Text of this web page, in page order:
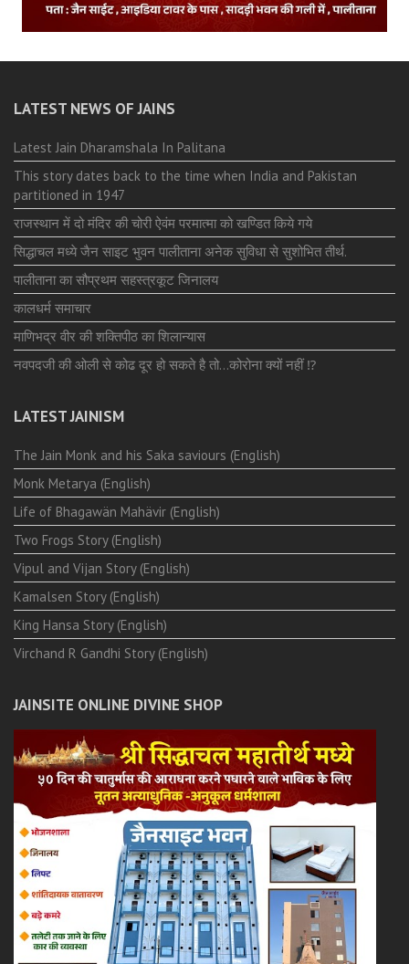
LATEST NEWS OF JAINS
Latest Jain Dharamshala In Palitana
This story dates back to the time when India and Pakistan
partitioned in 1947
राजस्थान में दो मंदिर की चोरी ऐवंम परमात्मा को खण्डित किये गये
सिद्धाचल मध्ये जैन साइट भुवन पालीताना अनेक सुविधा से सुशोभित तीर्थ.
पालीताना का सौप्रथम सहस्त्रकूट जिनालय
कालधर्म समाचार
माणिभद्र वीर की शक्तिपीठ का शिलान्यास
नवपदजी की ओली से कोढ दूर हो सकते है तो…कोरोना क्यों नहीं ⁉️
LATEST JAINISM
The Jain Monk and his Saka saviours (English)
Monk Metarya (English)
Life of Bhagawän Mahävir (English)
Two Frogs Story (English)
Vipul and Vijan Story (English)
Kamalsen Story (English)
King Hansa Story (English)
Virchand R Gandhi Story (English)
JAINSITE ONLINE DIVINE SHOP